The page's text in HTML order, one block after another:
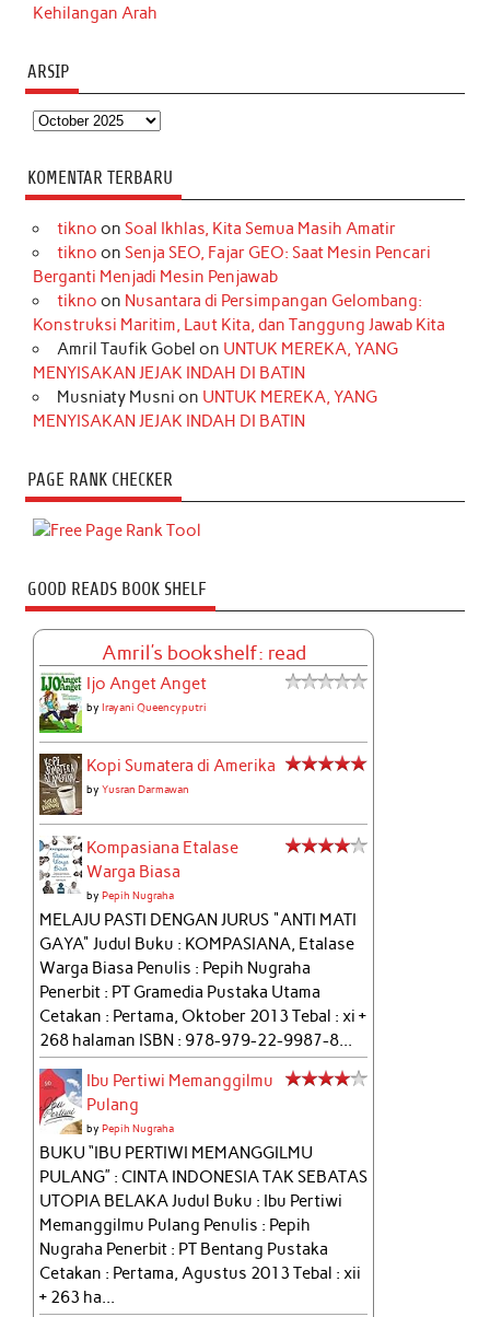
Kehilangan Arah
ARSIP
Arsip
KOMENTAR TERBARU
tikno on Soal Ikhlas, Kita Semua Masih Amatir
tikno on Senja SEO, Fajar GEO: Saat Mesin Pencari
Berganti Menjadi Mesin Penjawab
tikno on Nusantara di Persimpangan Gelombang:
Konstruksi Maritim, Laut Kita, dan Tanggung Jawab Kita
Amril Taufik Gobel on UNTUK MEREKA, YANG
MENYISAKAN JEJAK INDAH DI BATIN
Musniaty Musni on UNTUK MEREKA, YANG
MENYISAKAN JEJAK INDAH DI BATIN
PAGE RANK CHECKER
GOOD READS BOOK SHELF
Amril's bookshelf: read
Ijo Anget Anget
byIrayani Queencyputri
Kopi Sumatera di Amerika
byYusran Darmawan
Kompasiana Etalase
Warga Biasa
byPepih Nugraha
MELAJU PASTI DENGAN JURUS "ANTI MATI
GAYA" Judul Buku : KOMPASIANA, Etalase
Warga Biasa Penulis : Pepih Nugraha
Penerbit : PT Gramedia Pustaka Utama
Cetakan : Pertama, Oktober 2013 Tebal : xi +
268 halaman ISBN : 978-979-22-9987-8...
Ibu Pertiwi Memanggilmu
Pulang
byPepih Nugraha
BUKU “IBU PERTIWI MEMANGGILMU
PULANG” : CINTA INDONESIA TAK SEBATAS
UTOPIA BELAKA Judul Buku : Ibu Pertiwi
Memanggilmu Pulang Penulis : Pepih
Nugraha Penerbit : PT Bentang Pustaka
Cetakan : Pertama, Agustus 2013 Tebal : xii
+ 263 ha...